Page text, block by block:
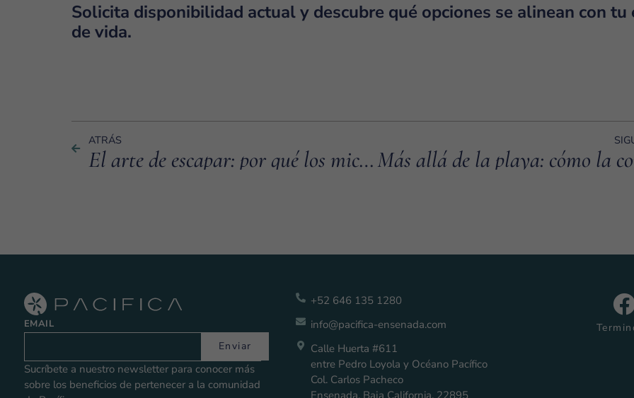
Solicita disponibilidad actual y descubre qué opciones se alinean con tu
de vida.
ATRÁS
El arte de escapar: por qué los micro-escapes de fin de semana están cambiando la forma de vivir
EMAIL
Enviar
Sucríbete a nuestro newsletter para conocer más
sobre los beneficios de pertenecer a la comunidad
+52 646 135 1280
info@pacifica-ensenada.com
Calle Huerta #611
entre Pedro Loyola y Océano Pacífico
Col. Carlos Pacheco
Ensenada, Baja California, 22895